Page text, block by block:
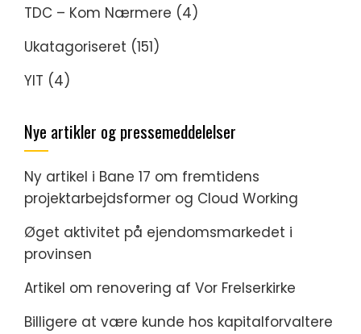
TDC – Kom Nærmere (4)
Ukatagoriseret (151)
YIT (4)
Nye artikler og pressemeddelelser
Ny artikel i Bane 17 om fremtidens
projektarbejdsformer og Cloud Working
Øget aktivitet på ejendomsmarkedet i
provinsen
Artikel om renovering af Vor Frelserkirke
Billigere at være kunde hos kapitalforvaltere